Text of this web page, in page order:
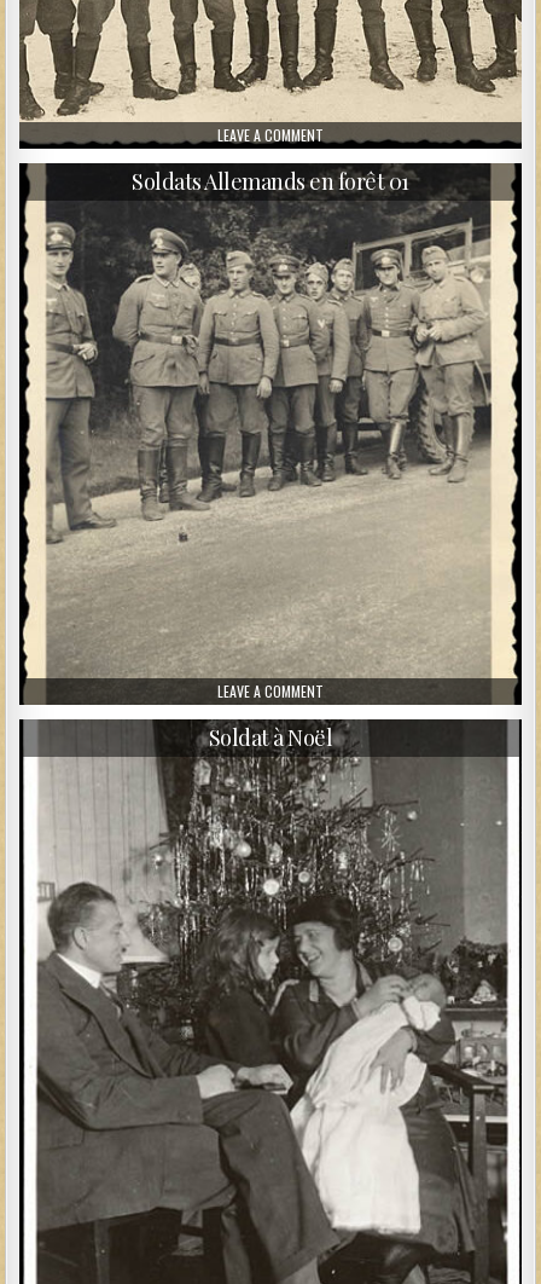
LEAVE A COMMENT
LEAVE A COMMENT ON SOLDATS ALLEMANDS EN FORÊT
Soldats Allemands en forêt 01
Soldat à Noël